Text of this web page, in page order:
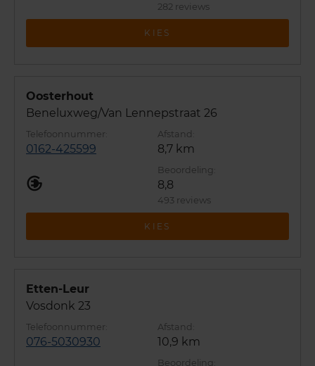
282 reviews
KIES
Oosterhout
Beneluxweg/Van Lennepstraat 26
0162-425599 8,7 km
8,8
493 reviews
KIES
Etten-Leur
Vosdonk 23
076-5030930 10,9 km